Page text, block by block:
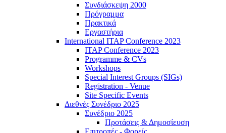
Συνδιάσκεψη 2000
Πρόγραμμα
Πρακτικά
Εργαστήρια
International ITAP Conference 2023
ITAP Conference 2023
Programme & CVs
Workshops
Special Interest Groups (SIGs)
Registration - Venue
Site Specific Events
Διεθνές Συνέδριο 2025
Συνέδριο 2025
Προτάσεις & Δημοσίευση
Επιτροπές - Φορείς